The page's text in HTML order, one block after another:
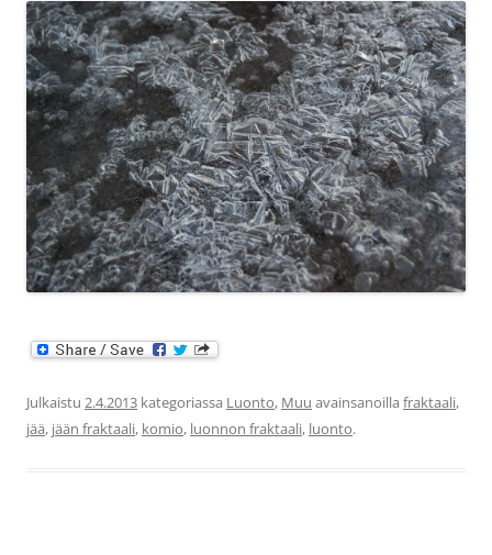
Julkaistu 2.4.2013 kategoriassa Luonto, Muu avainsanoilla fraktaali,
jää, jään fraktaali, komio, luonnon fraktaali, luonto.